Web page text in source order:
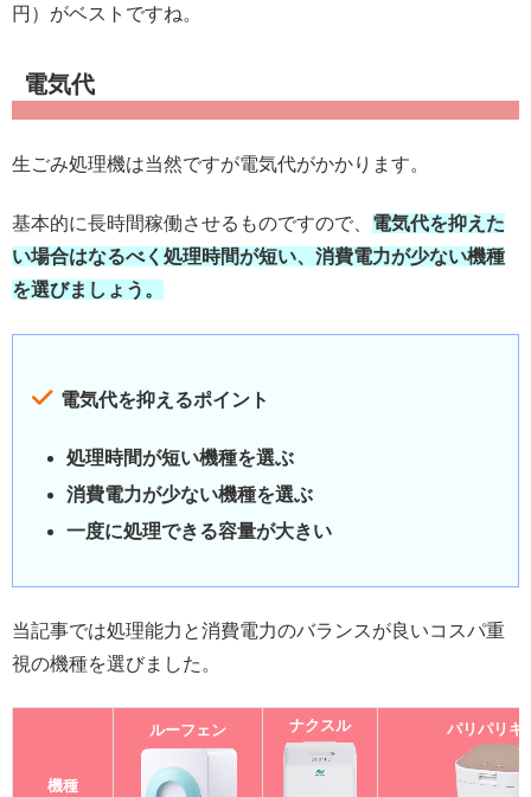
円）がベストですね。
電気代
生ごみ処理機は当然ですが電気代がかかります。
基本的に長時間稼働させるものですので、 電気代を抑えた
い場合はなるべく処理時間が短い、消費電力が少ない機種
を選びましょう。
電気代を抑えるポイント
処理時間が短い機種を選ぶ
消費電力が少ない機種を選ぶ
一度に処理できる容量が大きい
当記事では処理能力と消費電力のバランスが良いコスパ重
視の機種を選びました。
機種
ルーフェン ナクスル パリパリキ